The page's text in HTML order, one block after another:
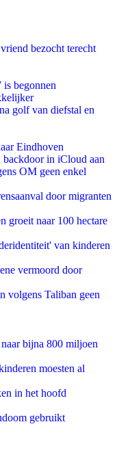
bezocht terecht
begonnen
golf van diefstal en
Eindhoven
in iCloud aan
OM geen enkel
door migranten
groeit naar 100 hectare
van kinderen
vermoord door
volgens Taliban geen
bijna 800 miljoen
moesten al
in het hoofd
gebruikt